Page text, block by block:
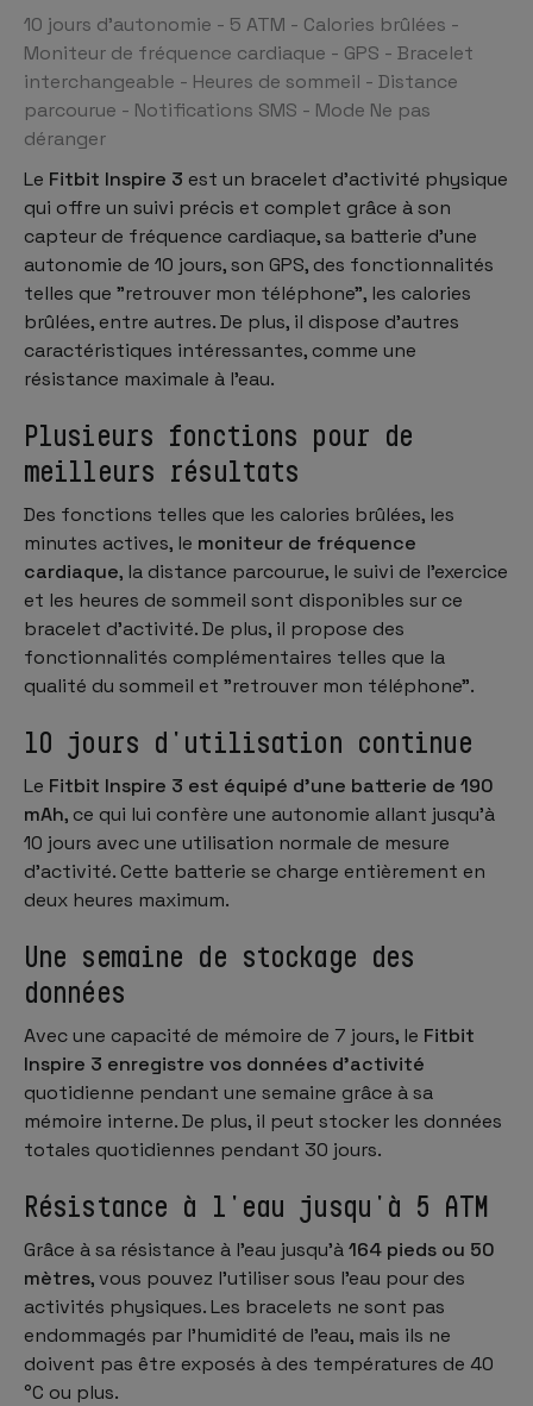
10 jours d'autonomie - 5 ATM - Calories brûlées -
Moniteur de fréquence cardiaque - GPS - Bracelet
interchangeable - Heures de sommeil - Distance
parcourue - Notifications SMS - Mode Ne pas
déranger
Le Fitbit Inspire 3 est un bracelet d'activité physique
qui offre un suivi précis et complet grâce à son
capteur de fréquence cardiaque, sa batterie d'une
autonomie de 10 jours, son GPS, des fonctionnalités
telles que "retrouver mon téléphone", les calories
brûlées, entre autres. De plus, il dispose d'autres
caractéristiques intéressantes, comme une
résistance maximale à l'eau.
Plusieurs fonctions pour de
meilleurs résultats
Des fonctions telles que les calories brûlées, les
minutes actives, le moniteur de fréquence
cardiaque, la distance parcourue, le suivi de l'exercice
et les heures de sommeil sont disponibles sur ce
bracelet d'activité. De plus, il propose des
fonctionnalités complémentaires telles que la
qualité du sommeil et "retrouver mon téléphone".
10 jours d'utilisation continue
Le Fitbit Inspire 3 est équipé d'une batterie de 190
mAh, ce qui lui confère une autonomie allant jusqu'à
10 jours avec une utilisation normale de mesure
d'activité. Cette batterie se charge entièrement en
deux heures maximum.
Une semaine de stockage des
données
Avec une capacité de mémoire de 7 jours, le Fitbit
Inspire 3 enregistre vos données d'activité
quotidienne pendant une semaine grâce à sa
mémoire interne. De plus, il peut stocker les données
totales quotidiennes pendant 30 jours.
Résistance à l'eau jusqu'à 5 ATM
Grâce à sa résistance à l'eau jusqu'à164 pieds ou 50
mètres, vous pouvez l'utiliser sous l'eau pour des
activités physiques. Les bracelets ne sont pas
endommagés par l'humidité de l'eau, mais ils ne
doivent pas être exposés à des températures de 40
°C ou plus.